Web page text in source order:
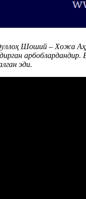
Шоший – Хожа
эди.